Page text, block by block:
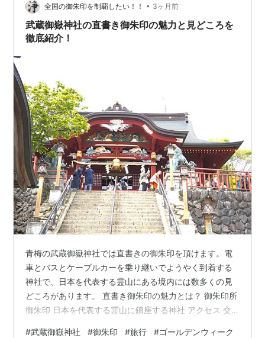
来てくれてありがとう 弥生の体調を気遣って 青梅…
全国の御朱印を制覇したい！！ • 3ヶ月前
武蔵御嶽神社の直書き御朱印の魅力と見どころを
徹底紹介！
青梅の武蔵御嶽神社では直書きの御朱印を頂けます。電
車とバスとケーブルカーを乗り継いでようやく到着する
神社で、日本を代表する霊山にある境内には数多くの見
どころがあります。 直書き御朱印の魅力とは？ 御朱印所
御朱印 日本を代表する霊山に鎮座する神社 アクセス 交
#武蔵御嶽神社 #御朱印 #旅行 #ゴールデンウィーク